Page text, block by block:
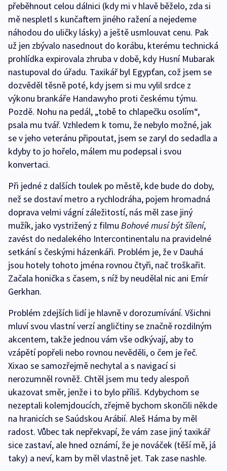
přeběhnout celou dálnici (kdy mi v hlavě běželo, zda si
mě nespletl s kunčaftem jiného ražení a nejedeme
náhodou do uličky lásky) a ještě usmlouvat cenu. Pak
už jen zbývalo nasednout do korábu, kterému technická
prohlídka expirovala zhruba v době, kdy Husní Mubarak
nastupoval do úřadu. Taxikář byl Egypťan, což jsem se
dozvěděl těsně poté, kdy jsem si mu vylil srdce z
výkonu brankáře Handawyho proti českému týmu.
Pozdě. Nohu na pedál, „tobě to chlapečku osolím“,
psala mu tvář. Vzhledem k tomu, že nebylo možné, jak
se v jeho veteránu připoutat, jsem se zaryl do sedadla a
kdyby to jo hořelo, málem mu podepsal i svou
konvertaci.
Při jedné z dalších toulek po městě, kde bude do doby,
než se dostaví metro a rychlodráha, pojem hromadná
doprava velmi vágní záležitostí, nás měl zase jiný
mužík, jako vystrižený z filmu Bohové musí být šílení,
zavést do nedalekého Intercontinentalu na pravidelné
setkání s českými házenkáři. Problém je, že v Dauhá
jsou hotely tohoto jména rovnou čtyři, nač troškařit.
Začala honička s časem, s níž by neudělal nic ani Emír
Gerkhan.
Problém zdejších lidí je hlavně v dorozumívání. Všichni
mluví svou vlastní verzí angličtiny se značně rozdilným
akcentem, takže jednou vám vše odkývají, aby to
vzápětí popřeli nebo rovnou nevěděli, o čem je řeč.
Xixao se samozřejmě nechytal a s navigací si
nerozumněl rovněž. Chtěl jsem mu tedy alespoň
ukazovat směr, jenže i to bylo příliš. Kdybychom se
nezeptali kolemjdoucích, zřejmě bychom skončili někde
na hranicích se Saúdskou Arábií. Aleš Háma by měl
radost. Vůbec tak nepřekvapí, že vám zase jiný taxikář
sice zastaví, ale hned oznámí, že je nováček (těší mě, já
taky) a neví, kam by měl vlastně jet. Tak zase nashle.